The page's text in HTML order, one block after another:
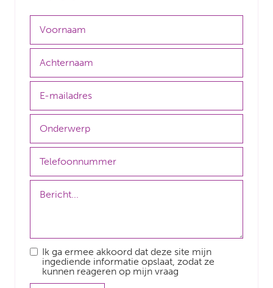
Ik ga ermee akkoord dat deze site mijn
ingediende informatie opslaat, zodat ze
kunnen reageren op mijn vraag